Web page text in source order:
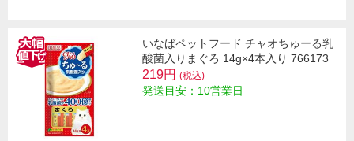
いなばペットフード チャオちゅーる乳
酸菌入りまぐろ 14g×4本入り 766173
219円 (税込)
発送目安：10営業日